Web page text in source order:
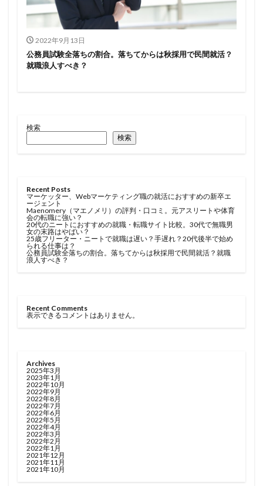
2022年9月13日
公務員試験全落ちの割合。落ちてからは秋採用で民間就活？
就職浪人すべき？
検索
検索
Recent Posts
マーケッター、Webマーケティング職の就活におすすめの新卒エ
ージェント
Maenomery（マエノメリ）の評判・口コミ。元アスリートや体育
会の転職に強い？
20代のニートにおすすめの就職・転職サイト比較。30代で無職男
女の末路はやばい？
25歳フリーター・ニートで就職は遅い？手遅れ？20代後半で始め
られる仕事は？
公務員試験全落ちの割合。落ちてからは秋採用で民間就活？就職
浪人すべき？
Recent Comments
表示できるコメントはありません。
Archives
2025年3月
2023年1月
2022年10月
2022年9月
2022年8月
2022年7月
2022年6月
2022年5月
2022年4月
2022年3月
2022年2月
2022年1月
2021年12月
2021年11月
2021年10月